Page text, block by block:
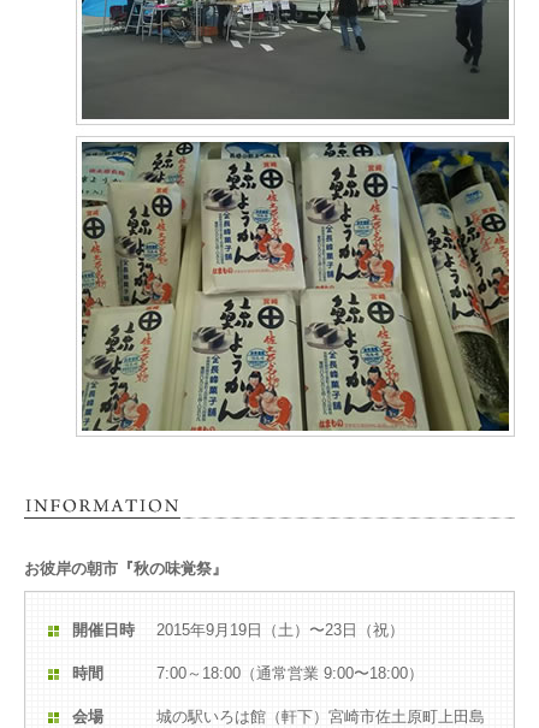
お彼岸の朝市『秋の味覚祭』
開催日時 2015年9月19日（土）〜23日（祝）
時間 7:00～18:00（通常営業 9:00〜18:00）
会場
城の駅いろは館（軒下）宮崎市佐土原町上田島